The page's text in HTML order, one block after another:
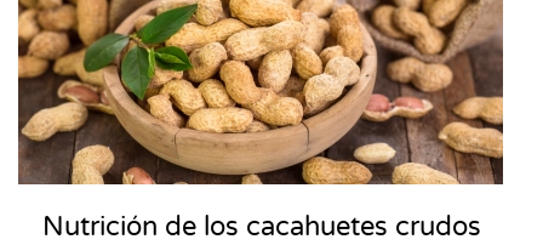
Nutrición de los cacahuetes crudos